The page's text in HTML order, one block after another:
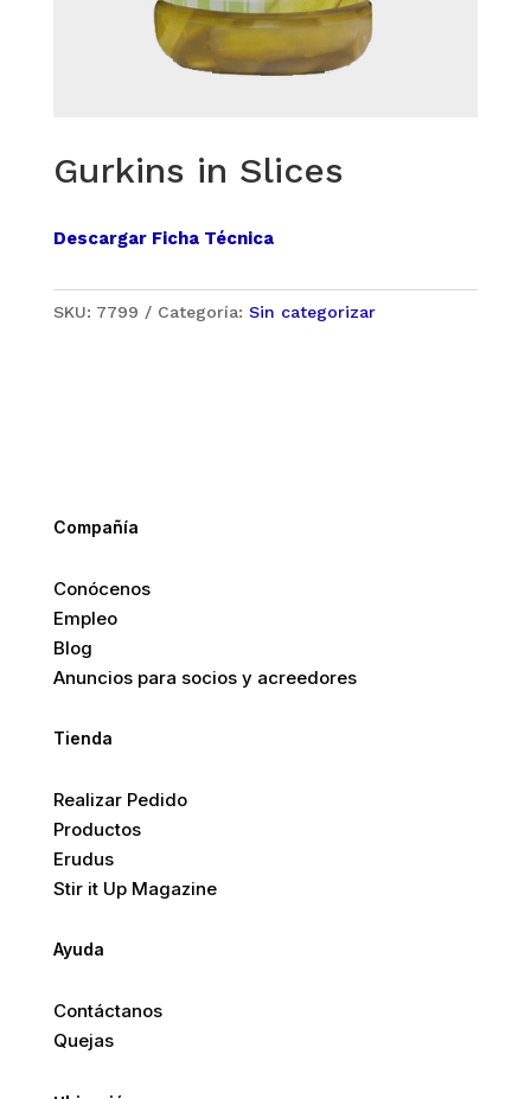
Gurkins in Slices
Descargar Ficha Técnica
SKU: 7799 Categoría: Sin categorizar
Compañía
Conócenos
Empleo
Blog
Anuncios para socios y acreedores
Tienda
Realizar Pedido
Productos
Erudus
Stir it Up Magazine
Ayuda
Contáctanos
Quejas